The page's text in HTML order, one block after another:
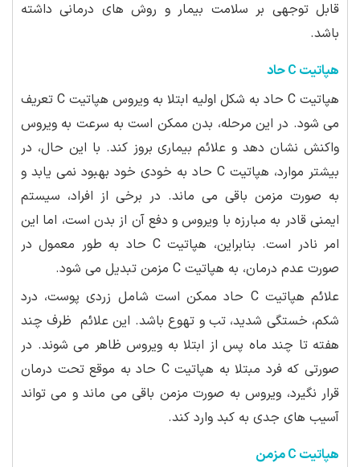
قابل توجهی بر سلامت بیمار و روش های درمانی داشته
باشد.
هپاتیت C حاد
هپاتیت C حاد به شکل اولیه ابتلا به ویروس هپاتیت C تعریف
می شود. در این مرحله، بدن ممکن است به سرعت به ویروس
واکنش نشان دهد و علائم بیماری بروز کند. با این حال، در
بیشتر موارد، هپاتیت C حاد به خودی خود بهبود نمی یابد و
به صورت مزمن باقی می ماند. در برخی از افراد، سیستم
ایمنی قادر به مبارزه با ویروس و دفع آن از بدن است، اما این
امر نادر است. بنابراین، هپاتیت C حاد به طور معمول در
صورت عدم درمان، به هپاتیت C مزمن تبدیل می شود.
علائم هپاتیت C حاد ممکن است شامل زردی پوست، درد
شکم، خستگی شدید، تب و تهوع باشد. این علائم ظرف چند
هفته تا چند ماه پس از ابتلا به ویروس ظاهر می شوند. در
صورتی که فرد مبتلا به هپاتیت C حاد به موقع تحت درمان
قرار نگیرد، ویروس به صورت مزمن باقی می ماند و می تواند
آسیب های جدی به کبد وارد کند.
هپاتیت C مزمن